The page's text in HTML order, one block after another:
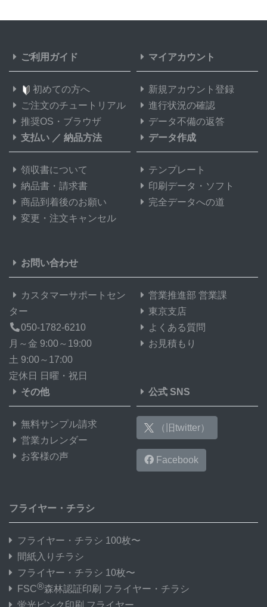
ご利用ガイド
初めての方へ
ご注文のチュートリアル
推奨OS・ブラウザ
マイアカウント
新規アカウント登録
進行状況の確認
データ不備の返答
支払い ／ 納品方法
領収書について
納品書・請求書
商品到着後のお願い
変更・注文キャンセル
データ作成
テンプレート
印刷データ・ソフト
完全データへの道
お問い合わせ
カスタマーサポートセン
ター
050-1782-6210
月～金 9:00～19:00
土 9:00～17:00
定休日 日曜・祝日
営業推進部 営業課
東京支店
よくある質問
お見積もり
その他
無料サンプル請求
営業カレンダー
お客様の声
公式 SNS
（旧twitter）
Facebook
フライヤー・チラシ
フライヤー・チラシ 100枚〜
間紙入りチラシ
フライヤー・チラシ 10枚〜
FSC®森林認証印刷 フライヤー・チラシ
蛍光ピンク印刷 フライヤー